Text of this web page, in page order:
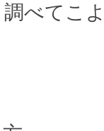
べてこ